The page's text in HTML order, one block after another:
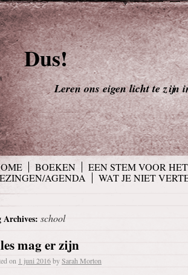
Dus!
Leren ons eigen licht te zijn
BOEKEN EEN STEM VOOR
AGENDA
WAT JE NIET
Archives: school
mag er zijn
on 1 juni 2016bySarah Morton